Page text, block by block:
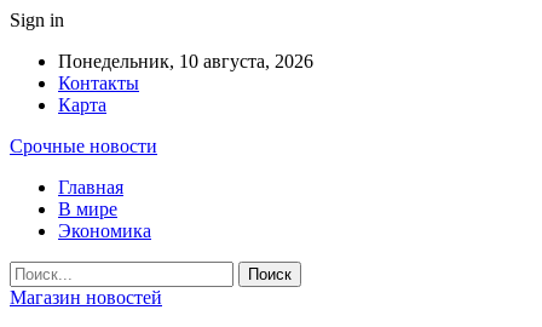
Sign in
Понедельник, 10 августа, 2026
Контакты
Карта
Срочные новости
Главная
В мире
Экономика
Магазин новостей